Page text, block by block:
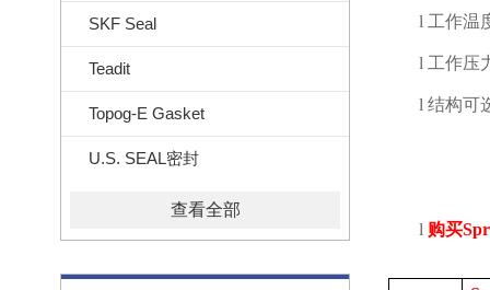
SKF Seal
Teadit
Topog-E Gasket
U.S. SEAL密封
查看全部
l 工作温
l 工作压
l 结构可
l 购买